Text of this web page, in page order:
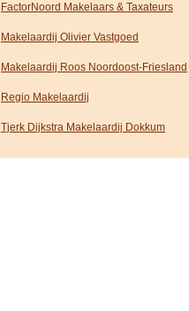
FactorNoord Makelaars & Taxateurs
Makelaardij Olivier Vastgoed
Makelaardij Roos Noordoost-Friesland
Regio Makelaardij
Tjerk Dijkstra Makelaardij Dokkum